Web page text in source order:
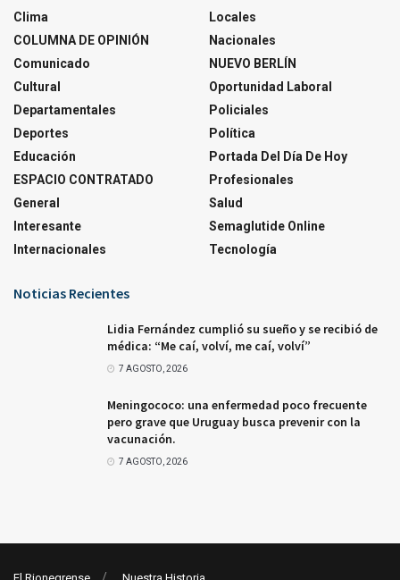
Clima
COLUMNA DE OPINIÓN
Comunicado
Cultural
Departamentales
Deportes
Educación
ESPACIO CONTRATADO
General
Interesante
Internacionales
Locales
Nacionales
NUEVO BERLÍN
Oportunidad Laboral
Policiales
Política
Portada Del Día De Hoy
Profesionales
Salud
Semaglutide Online
Tecnología
Noticias Recientes
Lidia Fernández cumplió su sueño y se recibió de
médica: “Me caí, volví, me caí, volví”
7 AGOSTO, 2026
Meningococo: una enfermedad poco frecuente
pero grave que Uruguay busca prevenir con la
vacunación.
7 AGOSTO, 2026